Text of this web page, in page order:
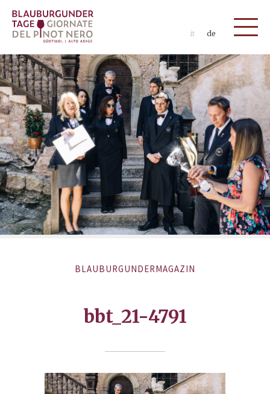
it de
BLAUBURGUNDERMAGAZIN
bbt_21-4791